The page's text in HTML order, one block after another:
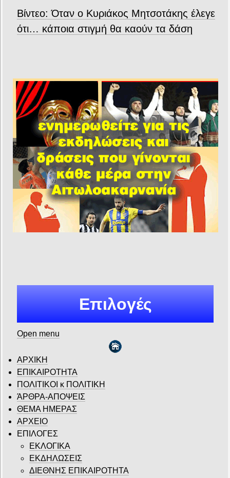
Βίντεο: Όταν ο Κυριάκος Μητσοτάκης έλεγε
ότι… κάποια στιγμή θα καούν τα δάση
Επιλογές
Open menu
ΑΡΧΙΚΗ
ΕΠΙΚΑΙΡΟΤΗΤΑ
ΠΟΛΙΤΙΚΟΙ κ ΠΟΛΙΤΙΚΗ
ΆΡΘΡΑ-ΑΠΟΨΕΙΣ
ΘΕΜΑ ΗΜΕΡΑΣ
ΑΡΧΕΙΟ
ΕΠΙΛΟΓΕΣ
ΕΚΛΟΓΙΚΑ
ΕΚΔΗΛΩΣΕΙΣ
ΔΙΕΘΝΗΣ ΕΠΙΚΑΙΡΟΤΗΤΑ